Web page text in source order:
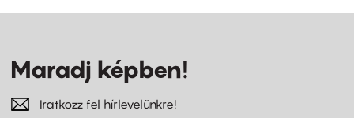
Maradj képben!
Iratkozz fel hírlevelünkre!